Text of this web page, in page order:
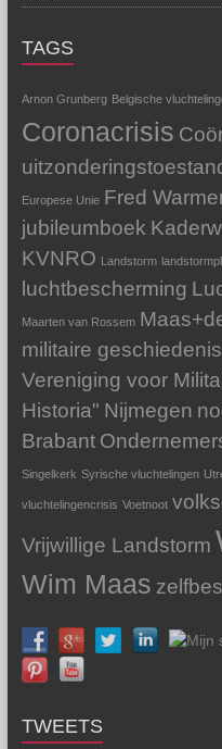
TAGS
Arnon Grunberg Belgische
Coronacrisis
Europese Unie Fred
jubileumboek
KVNRO Landstorm
luchtbescherming
Maarten van Rossem
militaire geschiedenis
Vereniging voor
Historia" Nijmegen
Brabant
Singelkerk Syrische vluchtelingen
vluchtelingencrisis Voetnoot
Vrijwillige Landstorm
Wim Maas
TWEETS